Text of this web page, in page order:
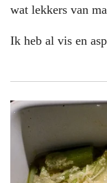
wat lekkers van
Ik heb al vis en